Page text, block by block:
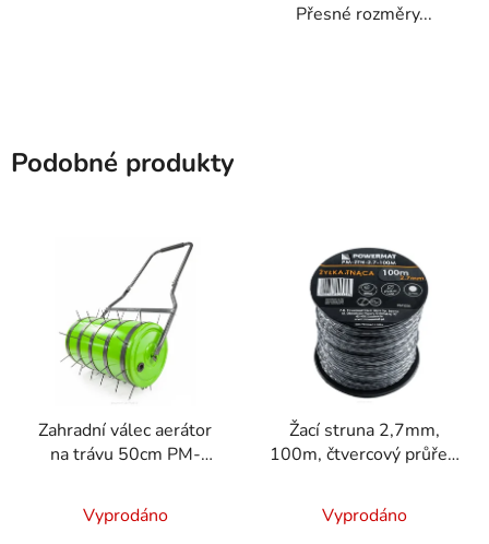
Přesné rozměry...
Podobné produkty
Zahradní válec aerátor
na trávu 50cm PM-
Vyprodáno
Žací struna 2,7mm,
100m, čtvercový průřez,
Vyprodáno